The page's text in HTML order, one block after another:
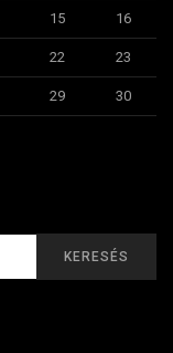
15 16
22 23
29 30
KERESÉS